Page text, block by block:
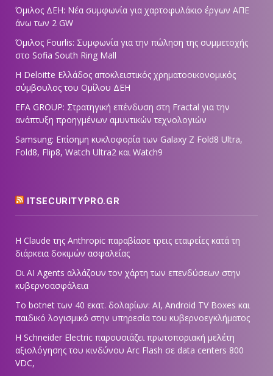
Όμιλος ΔΕΗ: Νέα συμφωνία για χαρτοφυλάκιο έργων ΑΠΕ
άνω των 2 GW
Όμιλος Fourlis: Συμφωνία για την πώληση της συμμετοχής
στο Sofia South Ring Mall
Η Deloitte Ελλάδος αποκλειστικός χρηματοοικονομικός
σύμβουλος του Ομίλου ΔΕΗ
EFA GROUP: Στρατηγική επένδυση στη Fractal για την
ανάπτυξη προηγμένων αμυντικών τεχνολογιών
Samsung: Επίσημη κυκλοφορία των Galaxy Z Fold8 Ultra,
Fold8, Flip8, Watch Ultra2 και Watch9
ITSECURITYPRO.GR
Η Claude της Anthropic παραβίασε τρεις εταιρείες κατά τη
διάρκεια δοκιμών ασφαλείας
Οι AI Agents αλλάζουν τον χάρτη των επενδύσεων στην
κυβερνοασφάλεια
Το botnet των 40 εκατ. δολαρίων: AI, Android TV Boxes και
παιδικό λογισμικό στην υπηρεσία του κυβερνοεγκλήματος
Η Schneider Electric παρουσιάζει πρωτοποριακή μελέτη
αξιολόγησης του κινδύνου Arc Flash σε data centers 800
VDC,